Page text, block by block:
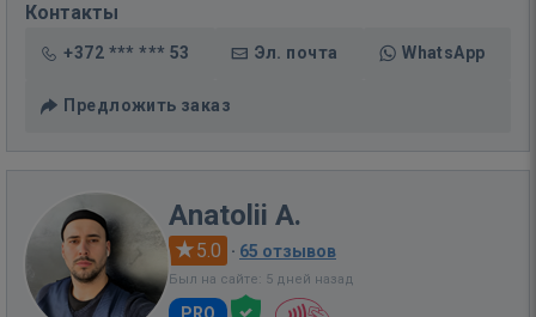
Контакты
+372 *** *** 53 Эл. почта WhatsApp
Предложить заказ
Anatolii A.
5.0 · 65 отзывов
Был на сайте: 5 дней назад